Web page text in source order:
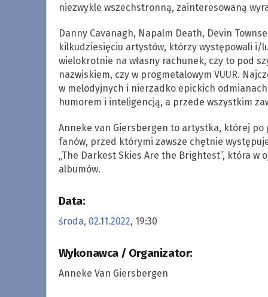
niezwykle wszechstronną, zainteresowaną
Danny Cavanagh, Napalm Death, Devin
kilkudziesięciu artystów, którzy występowali i/
wielokrotnie na własny rachunek, czy to pod
nazwiskiem, czy w progmetalowym VUUR.
w melodyjnych i nierzadko epickich
humorem i inteligencją, a przede wszystkim
Anneke van Giersbergen to artystka, której po
fanów, przed którymi zawsze chętnie
„The Darkest Skies Are the Brightest”, która
albumów.
Data:
środa, 02.11.2022, 19:30
Wykonawca / Organizator:
Anneke Van Giersbergen